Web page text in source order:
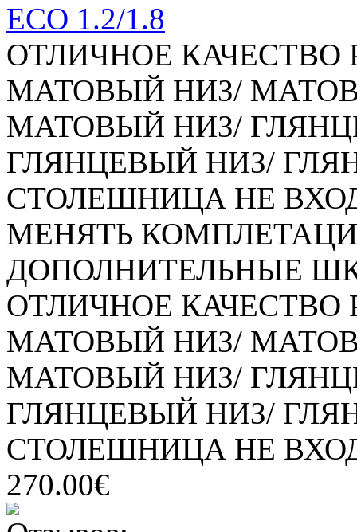
ECO 1.2/1.8
ОТЛИЧНОЕ КАЧЕСТВО
МАТОВЫЙ НИЗ/
МАТОВЫЙ НИЗ/
ГЛЯНЦЕВЫЙ НИЗ/
СТОЛЕШНИЦА НЕ
МЕНЯТЬ
ДОПОЛНИТЕЛЬНЫЕ
ОТЛИЧНОЕ КАЧЕСТВО
МАТОВЫЙ НИЗ/
МАТОВЫЙ НИЗ/
ГЛЯНЦЕВЫЙ НИЗ/
СТОЛЕШНИЦА НЕ
270.00€